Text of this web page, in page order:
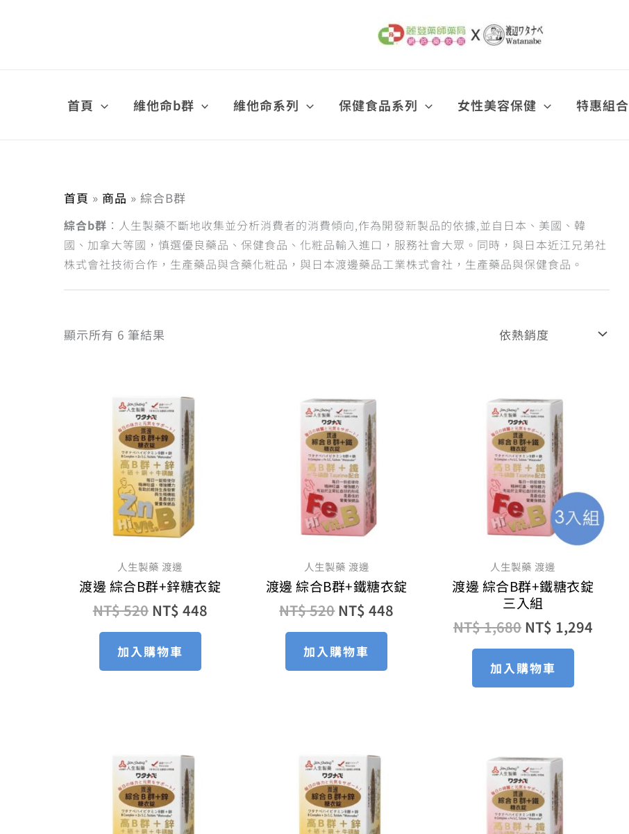
首頁 維他命b群 維他命系列 保健食品系列 女性美容保健 特惠組合
首頁 商品 綜合B群
綜合b群 ：人生製藥不斷地收集並分析消費者的消費傾向,作為開發新製品的依據,並自日本、美國、韓
國、加拿大等國，慎選優良藥品、保健食品、化粧品輸入進口，服務社會大眾。同時，與日本近江兄弟社
株式會社技術合作，生產藥品與含藥化粧品，與日本渡邊藥品工業株式會社，生產藥品與保健食品。
顯示所有 6 筆結果
人生製藥 渡邊
渡邊 綜合B群+鋅糖衣錠
NT$520
始
價
格：
NT$ 520。
NT$ 448
加入購物車
人生製藥 渡邊
渡邊 綜合B群+鐵糖衣錠
NT$520
始
價
格：
NT$ 520。
NT$ 448
加入購物車
人生製藥 渡邊
渡邊 綜合B群+鐵糖衣錠
三入組
NT$1,680
始
價
格：
NT$ 1,680。
NT$ 1,294
加入購物車
始
價
格：
NT$ 1,680。 NT$ 1,294。
始
價
格：
NT$ 3,360。
始
價
格：
NT$ 3,360。